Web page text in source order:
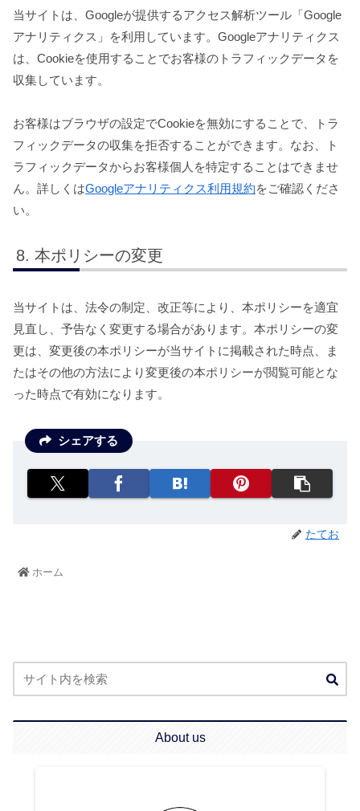
当サイトは、Googleが提供するアクセス解析ツール「Google
アナリティクス」を利用しています。Googleアナリティクス
は、Cookieを使用することでお客様のトラフィックデータを
収集しています。
お客様はブラウザの設定でCookieを無効にすることで、トラ
フィックデータの収集を拒否することができます。なお、ト
ラフィックデータからお客様個人を特定することはできませ
ん。詳しくはGoogleアナリティクス利用規約をご確認くださ
い。
本ポリシーの変更
当サイトは、法令の制定、改正等により、本ポリシーを適宜
見直し、予告なく変更する場合があります。本ポリシーの変
更は、変更後の本ポリシーが当サイトに掲載された時点、ま
たはその他の方法により変更後の本ポリシーが閲覧可能とな
った時点で有効になります。
シェアする
たてお
ホーム
About us